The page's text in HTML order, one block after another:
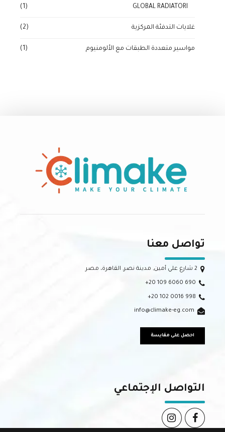
GLOBAL RADIATORI
(1)
غلايات التدفئة المركزية (2)
مواسير متعددة الطبقات مع الألومنيوم (1)
تواصل معنا
2 شارع علي أمين, مدينة نصر, القاهرة، مصر
+20 109 6060 690
+20 102 0016 998
info@climake-eg.com
احصل على مقايسة
التواصل الإجتماعي